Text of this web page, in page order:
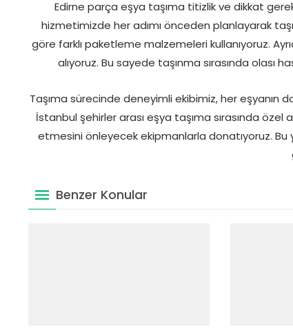
Edirne parça eşya taşıma titizlik ve dikkat
hizmetimizde her adımı önceden planlayarak
göre farklı paketleme malzemeleri kullanıyoruz.
alıyoruz. Bu sayede taşınma sırasında olası
Taşıma sürecinde deneyimli ekibimiz, her eşyanın
İstanbul şehirler arası eşya taşıma sırasında özel
etmesini önleyecek ekipmanlarla donatıyoruz. Bu
Benzer Konular